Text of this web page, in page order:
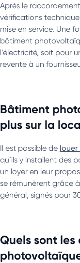
Après le
vérifications
mise en service. Une
bâtiment
l’électricité, soit pour
revente à un
Bâtiment
plus sur la
Il est possible de
qu’ils y installent des
un loyer en leur
se rémunèrent grâce
général, signés pour
Quels sont